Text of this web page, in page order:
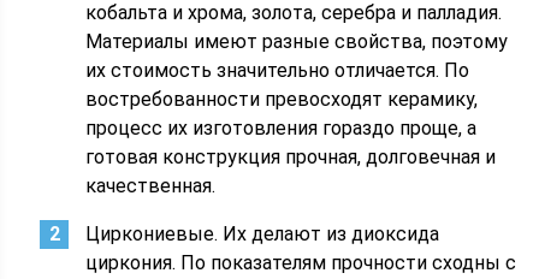
кобальта и хрома, золота, серебра и палладия.
Материалы имеют разные свойства, поэтому
их стоимость значительно отличается. По
востребованности превосходят керамику,
процесс их изготовления гораздо проще, а
готовая конструкция прочная, долговечная и
качественная.
Циркониевые. Их делают из диоксида
циркония. По показателям прочности сходны с